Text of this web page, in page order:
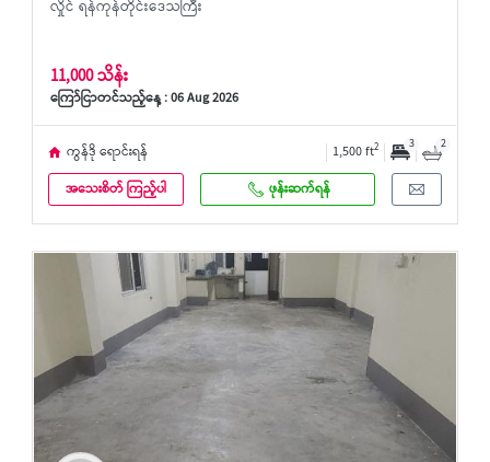
လှိုင် ရန်ကုန်တိုင်းဒေသကြီး
11,000 သိန်း
ကြော်ငြာတင်သည့်နေ့ : 06 Aug 2026
ကွန်ဒို ရောင်းရန် 1,500 ft2 3 2
အသေးစိတ် ကြည့်ပါ ဖုန်းဆက်ရန်